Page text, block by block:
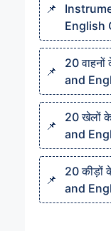
English
20
and
20 खेलों
and
20 कीड़ों
and